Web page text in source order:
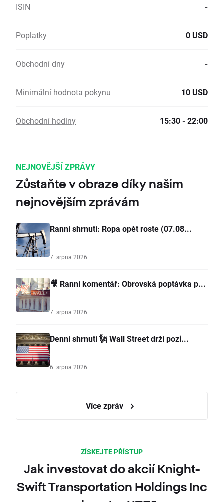
ISIN -
Poplatky 0 USD
Obchodní dny -
Minimální hodnota pokynu 10 USD
Obchodní hodiny 15:30 - 22:00
NEJNOVĚJŠÍ ZPRÁVY
Zůstaňte v obraze díky našim
nejnovějším zprávám
Ranní shrnutí: Ropa opět roste (07.08...
7. srpna 2026
🎥 Ranní komentář: Obrovská poptávka p...
7. srpna 2026
Denní shrnutí 🗽 Wall Street drží pozi...
6. srpna 2026
Více zpráv
ZÍSKEJTE PŘÍSTUP
Jak investovat do akcií Knight-
Swift Transportation Holdings Inc